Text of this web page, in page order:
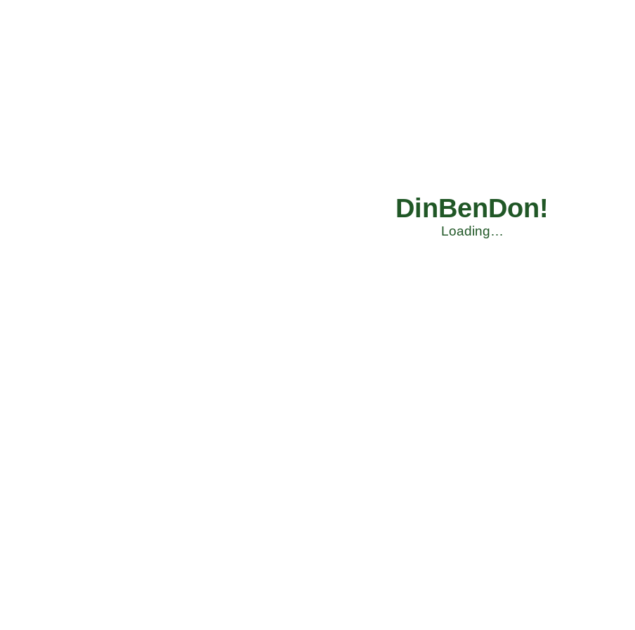
DinBenDon!
Loading…